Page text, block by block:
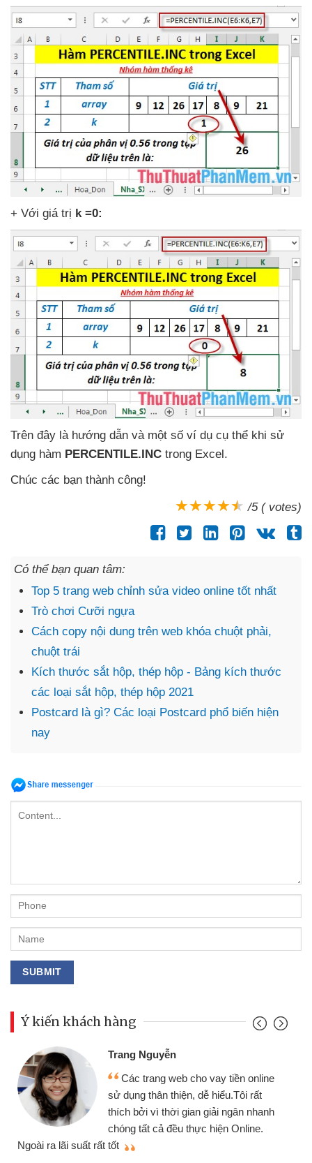
+ Với giá trị k =0:
Trên đây là hướng dẫn và một số ví dụ cụ thể khi sử
dụng hàm PERCENTILE.INC trong Excel.
Chúc các bạn thành công!
/5 ( votes)
Có thể bạn quan tâm:
Top 5 trang web chỉnh sửa video online tốt nhất
Trò chơi Cưỡi ngựa
Cách copy nội dung trên web khóa chuột phải,
chuột trái
Kích thước sắt hộp, thép hộp - Bảng kích thước
các loại sắt hộp, thép hộp 2021
Postcard là gì? Các loại Postcard phổ biến hiện
nay
Ý kiến khách hàng
Đoàn Hữu Cảnh
Mình cần tiền gấp nên định cầm cố
chiếc xe wave nhưng thật may đã có
gói vay tiền bằng CMND online không
cần gặp mặt nên rất tiện lợi, sẽ giới
thiệu cho bạn bè biết